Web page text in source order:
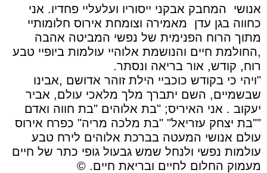
אנושי
המחבק אבקני ייסוריו ועלעליי פחדיו. אני
כחווה בגן עדן
מאמירה וצומחת אירוס חלומותיי
מתוך הרוח הפנימית של נפשי המביטה אהבה
,החולמת חיים והנושמת אלוהיי עולמות ביופיי טבע
רוח, קודש, אור בריאה ונסתר.
"ויהי כי בקודש כוכביי הילת זוהר אדושם ,אבינו
שבשמיים, השם יתברך מלך מלאכי עולם, אביר
יעקוב . אני האיריס; "בת אלוהים "בת חווה ואדם
""בת יצחק עזריאל" "בת מלכה מריה" כפרח אירוס
עולם אנושי המעטה בברכת אלוהים לירח טבע
עולמות נפשי ולנחל שמש גבעול גופי כתר של חיים
מעמוק החלום לחיים ובריאת חיים. ©️